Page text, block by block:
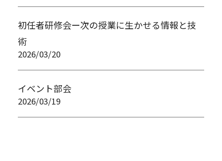
初任者研修会ー次の授業に生かせる情報と技
術
2026/03/20
イベント部会
2026/03/19